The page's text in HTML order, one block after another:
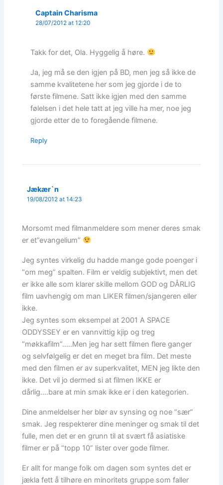
Captain Charisma
28/07/2012 at 12:20
Takk for det, Ola. Hyggelig å høre.
Ja, jeg må se den igjen på BD, men jeg så ikke de
samme kvalitetene her som jeg gjorde i de to
første filmene. Satt ikke igjen med den samme
følelsen i det hele tatt at jeg ville ha mer, noe jeg
gjorde etter de to foregående filmene.
Reply
Jækær`n
19/08/2012 at 14:23
Morsomt med filmanmeldere som mener deres smak
er et”evangelium”
Jeg syntes virkelig du hadde mange gode poenger i
“om meg” spalten. Film er veldig subjektivt, men det
er ikke alle som klarer skille mellom GOD og DÅRLIG
film uavhengig om man LIKER filmen/sjangeren eller
ikke.
Jeg syntes som eksempel at 2001 A SPACE
ODDYSSEY er en vannvittig kjip og treg
“møkkafilm”…..Men jeg har sett filmen flere ganger
og selvfølgelig er det en meget bra film. Det meste
med den filmen er av superkvalitet, MEN jeg likte den
ikke. Det vil jo dermed si at filmen IKKE er
dårlig….bare at min smak ikke er i den kategorien.
Dine anmeldelser her blør av synsing og noe “sær”
smak. Jeg respekterer dine meninger og smak til det
fulle, men det er en grunn til at svært få asiatiske
filmer er på “topp 10” lister over gode filmer.
Er allt for mange folk om dagen som syntes det er
jækla fett å tilhøre en minoritets gruppe som faller